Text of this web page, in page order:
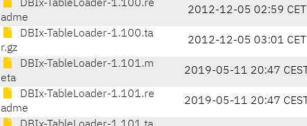
DBIx-TableLoader-1.100.re
adme
2012-12-05 02:59 CET
DBIx-TableLoader-1.100.ta
r.gz
2012-12-05 03:01 CET
DBIx-TableLoader-1.101.m
eta
2019-05-11 20:47 CEST
DBIx-TableLoader-1.101.re
adme
2019-05-11 20:47 CEST